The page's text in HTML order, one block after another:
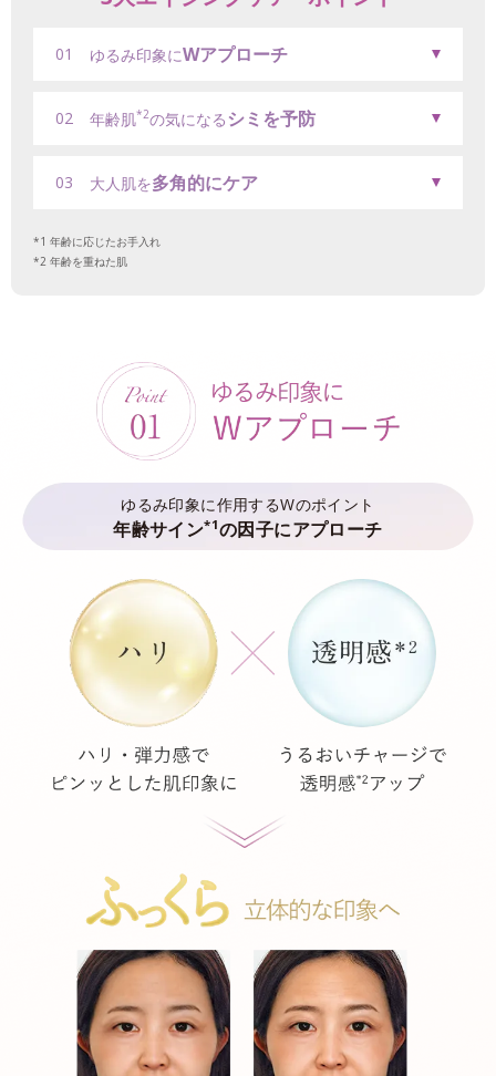
01 ゆるみ印象にWアプローチ
02 年齢肌*2の気になる シミを予防
03 大人肌を多角的にケア
年齢に応じたお手入れ
年齢を重ねた肌
ゆるみ印象に作用するWのポイント
年齢サイン*1の因子にアプローチ